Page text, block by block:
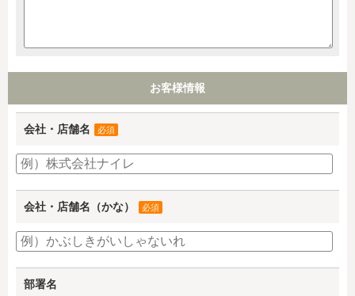
お客様情報
会社・店舗名 必須
会社・店舗名（かな） 必須
部署名